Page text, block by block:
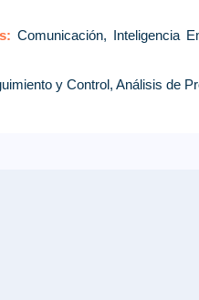
Comunicación, Inteligencia
y Control, Análisis de